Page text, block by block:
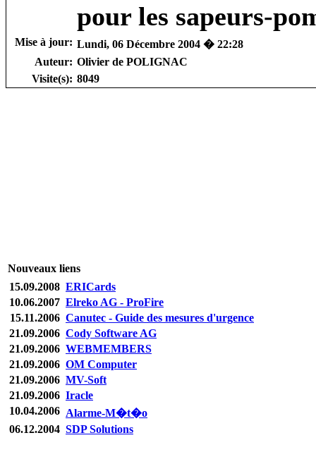
pour les sapeurs-
Mise à jour: Lundi, 06 Décembre 2004 � 22:28
Auteur: Olivier de POLIGNAC
Visite(s): 8049
Nouveaux liens
15.09.2008 ERICards
10.06.2007 Elreko AG - ProFire
15.11.2006 Canutec - Guide des mesures d'urgence
21.09.2006 Cody Software AG
21.09.2006 WEBMEMBERS
21.09.2006 OM Computer
21.09.2006 MV-Soft
21.09.2006 Iracle
10.04.2006 Alarme-M�t�o
06.12.2004 SDP Solutions